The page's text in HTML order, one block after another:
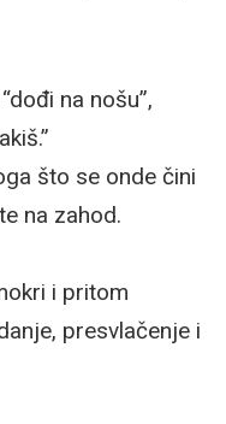
na nošu”,
što se onde čini
na zahod.
i pritom
presvlačenje i